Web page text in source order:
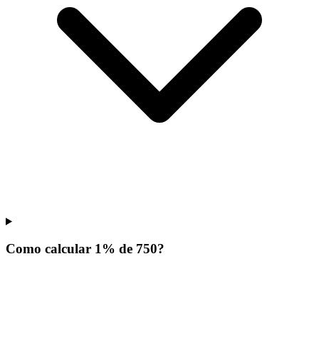
Como calcular 1% de 750?